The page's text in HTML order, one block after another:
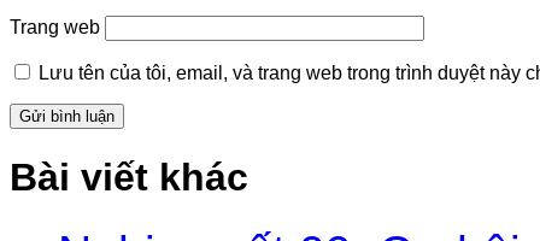
Trang web
Lưu tên của tôi, email, và trang web trong trình duyệt này
Bài viết khác